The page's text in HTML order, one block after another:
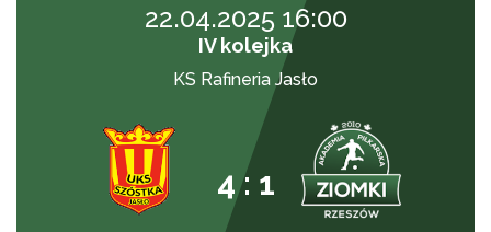
22.04.2025 16:00
IV kolejka
KS Rafineria Jasło
4 : 1